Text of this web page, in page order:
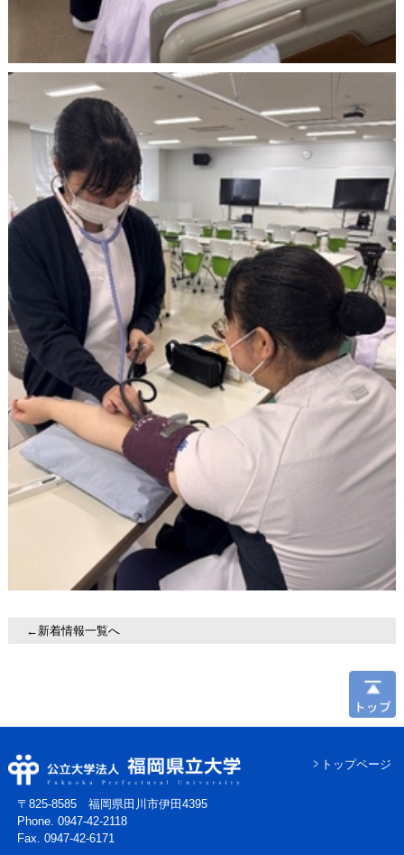
←新着情報一覧へ
〒825-8585 福岡県田川市伊田4395
Phone. 0947-42-2118
Fax. 0947-42-6171
トップページ